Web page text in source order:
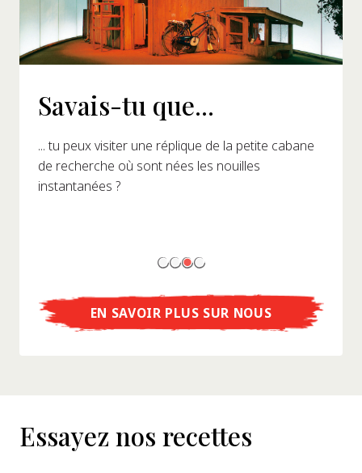
Savais-tu que...
... tu peux visiter une réplique de la petite cabane
de recherche où sont nées les nouilles
instantanées ?
EN SAVOIR PLUS SUR NOUS
Essayez nos recettes